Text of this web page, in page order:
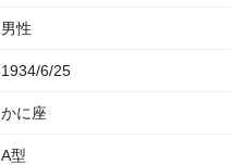
男性
1934/6/25
かに座
A型